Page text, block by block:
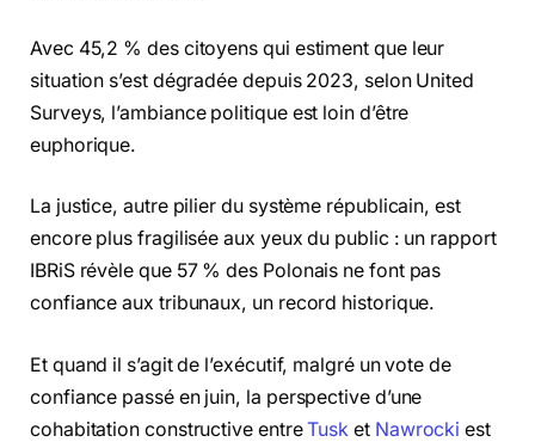
Avec 45,2 % des citoyens qui estiment que leur
situation s’est dégradée depuis 2023, selon United
Surveys, l’ambiance politique est loin d’être
euphorique.
La justice, autre pilier du système républicain, est
encore plus fragilisée aux yeux du public : un rapport
IBRiS révèle que 57 % des Polonais ne font pas
confiance aux tribunaux, un record historique.
Et quand il s’agit de l’exécutif, malgré un vote de
confiance passé en juin, la perspective d’une
cohabitation constructive entreTusket Nawrockiest